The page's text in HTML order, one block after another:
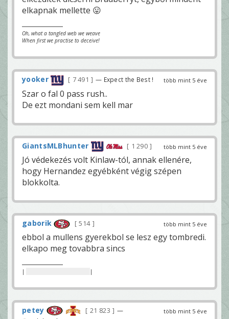
elkapnak mellette 😛
Oh, what a tangled web we weave
When first we practise to deceive!
több mint 5 éve
yooker 7 491 — Expect the Best !
Szar o fal 0 pass rush..
De ezt mondani sem kell mar
több mint 5 éve
GiantsMLBhunter 1 290
Jó védekezés volt Kinlaw-tól, annak ellenére,
hogy Hernandez egyébként végig szépen
blokkolta.
több mint 5 éve
gaborik 514
ebbol a mullens gyerekbol se lesz egy tombredi.
elkapo meg tovabbra sincs
| |
több mint 5 éve
petey 21 823
—